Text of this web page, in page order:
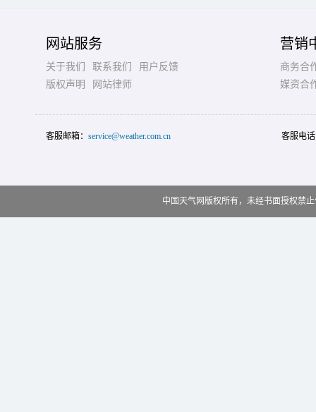
网站服务
关于我们 联系我们
用户反馈
版权声明
网站律师
营销
商务合
媒资合
客服邮箱： service@weather.com.cn 客服电
中国天气网版权所有，未经书面授权